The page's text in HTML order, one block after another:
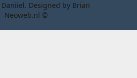
Daniiel. Designed by Brian
Neoweb.nl ©